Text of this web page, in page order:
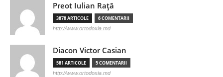
Preot Iulian Raţă
3878 ARTICOLE 6 COMENTARII
http://www.ortodoxia.md
Diacon Victor Casian
581 ARTICOLE 5 COMENTARII
http://www.ortodoxia.md